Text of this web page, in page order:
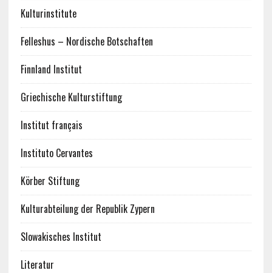
Kulturinstitute
Felleshus – Nordische Botschaften
Finnland Institut
Griechische Kulturstiftung
Institut français
Instituto Cervantes
Körber Stiftung
Kulturabteilung der Republik Zypern
Slowakisches Institut
Literatur